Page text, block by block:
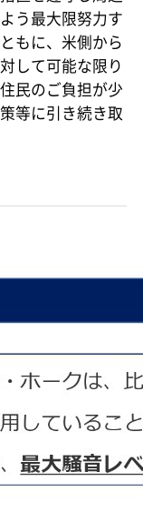
う最大限努力す
もに、米側から
して可能な限り
民のご負担が少
等に引き続き取